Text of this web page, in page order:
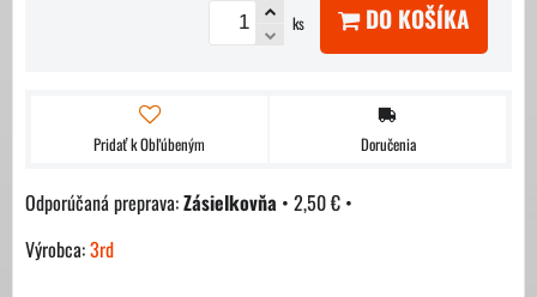
ks DO KOŠÍKA
Pridať k Obľúbeným Doručenia
Zásielkovňa • 2,50 € •
Výrobca:3rd